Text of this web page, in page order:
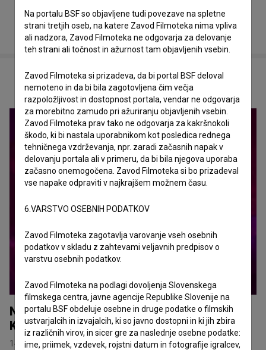
POVEZANO
Nagrada občinstva za kratki animirani film
Kozmonavti
14. julij 2026
Na portalu BSF so objavljene tudi povezave na spletne
strani tretjih oseb, na katere Zavod Filmoteka nima vpliva
ali nadzora, Zavod Filmoteka ne odgovarja za delovanje
teh strani ali točnost in ažurnost tam objavljenih vsebin.
Zavod Filmoteka si prizadeva, da bi portal BSF deloval
nemoteno in da bi bila zagotovljena čim večja
razpoložljivost in dostopnost portala, vendar ne odgovarja
za morebitno zamudo pri ažuriranju objavljenih vsebin.
Zavod Filmoteka prav tako ne odgovarja za kakršnokoli
škodo, ki bi nastala uporabnikom kot posledica rednega
tehničnega vzdrževanja, npr. zaradi začasnih napak v
delovanju portala ali v primeru, da bi bila njegova uporaba
začasno onemogočena. Zavod Filmoteka si bo prizadeval
vse napake odpraviti v najkrajšem možnem času.
6.VARSTVO OSEBNIH PODATKOV
Zavod Filmoteka zagotavlja varovanje vseh osebnih
podatkov v skladu z zahtevami veljavnih predpisov o
varstvu osebnih podatkov.
Zavod Filmoteka na podlagi dovoljenja Slovenskega
filmskega centra, javne agencije Republike Slovenije na
portalu BSF obdeluje osebne in druge podatke o filmskih
ustvarjalcih in izvajalcih, ki so javno dostopni in ki jih zbira
iz različnih virov, in sicer gre za naslednje osebne podatke:
ime, priimek, vzdevek, rojstni datum in fotografije igralcev,